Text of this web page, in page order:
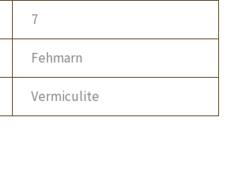
7
Fehmarn
Vermiculite